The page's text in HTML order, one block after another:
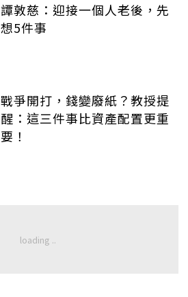
譚敦慈：迎接一個人老後，先
想5件事
戰爭開打，錢變廢紙？教授提
醒：這三件事比資產配置更重
要！